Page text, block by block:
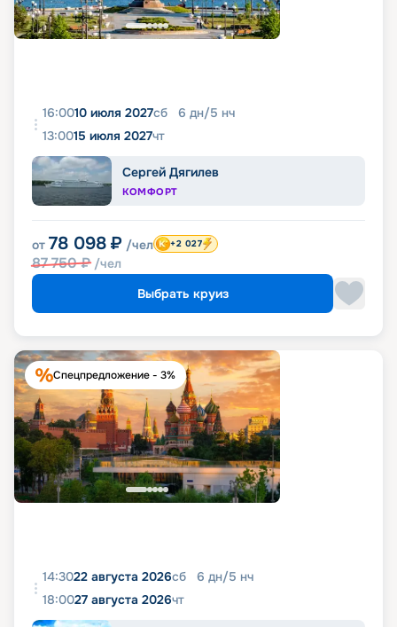
16:0010 июля 2027сб 6 дн/5 нч
13:0015 июля 2027чт
Сергей Дягилев
КОМФОРТ
от 78 098 ₽ /чел
87 750₽ /чел
+2 027
Выбрать круиз
Спецпредложение - 3%
14:3022 августа 2026сб 6 дн/5 нч
18:0027 августа 2026чт